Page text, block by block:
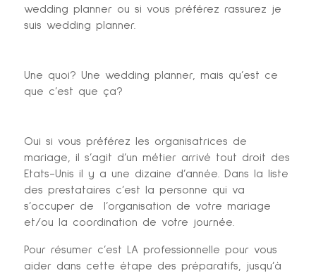
wedding planner ou si vous préférez rassurez je
suis wedding planner.
Une quoi? Une wedding planner, mais qu’est ce
que c’est que ça?
Oui si vous préférez les organisatrices de
mariage, il s’agit d’un métier arrivé tout droit des
Etats-Unis il y a une dizaine d’année. Dans la liste
des prestataires c’est la personne qui va
s’occuper de l’organisation de votre mariage
et/ou la coordination de votre journée.
Pour résumer c’est LA professionnelle pour vous
aider dans cette étape des préparatifs, jusqu’à